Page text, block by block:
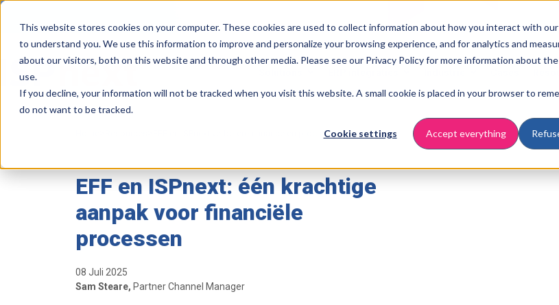
This website stores cookies on your computer. These cookies are used to collect information about how you interact with
to understand you. We use this information to improve and personalize your browsing experience, and for analytics and
about our visitors, both on this website and through other media. Please see our Privacy Policy for more information about
use.
If you decline, your information will not be tracked when you visit this website. A small cookie is placed in your browser to
do not want to be tracked.
Cookie settings Accept everything
EFF en ISPnext verbeteren finance en procurement
EFF en ISPnext: één krachtige
aanpak voor financiële
processen
08 Juli 2025
Sam Steare, Partner Channel Manager